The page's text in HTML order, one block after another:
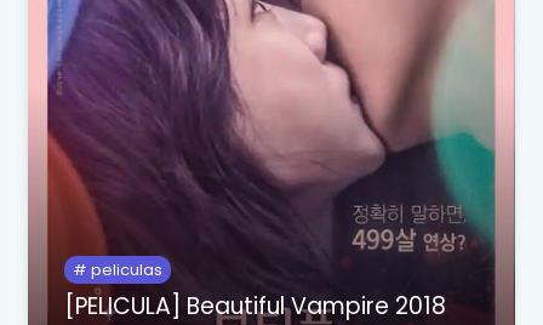
peliculas
[PELICULA] Beautiful Vampire 2018